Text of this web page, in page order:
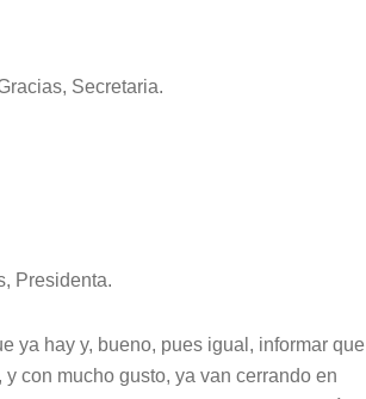
Secretaria.
Presidenta.
ya hay y, bueno, pues igual, informar que
con mucho gusto, ya van cerrando en